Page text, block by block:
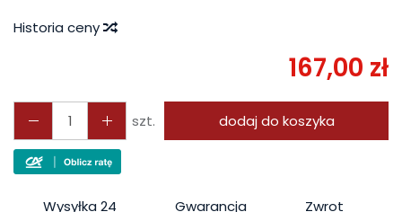
Historia ceny
167,00 zł
szt. dodaj do koszyka
Wysyłka 24 Gwarancja Zwrot